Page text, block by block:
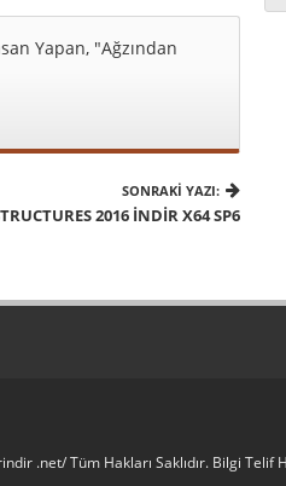
Yapan, "Ağzından
SONRAKI YAZI:
2016 İNDIR X64 SP6
.net/ Tüm Hakları Saklıdır. Bilgi